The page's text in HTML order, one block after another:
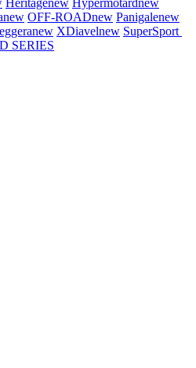
Heritagenew Hypermotardnew
new OFF-ROADnew Panigalenew
new XDiavelnew SuperSport
SERIES